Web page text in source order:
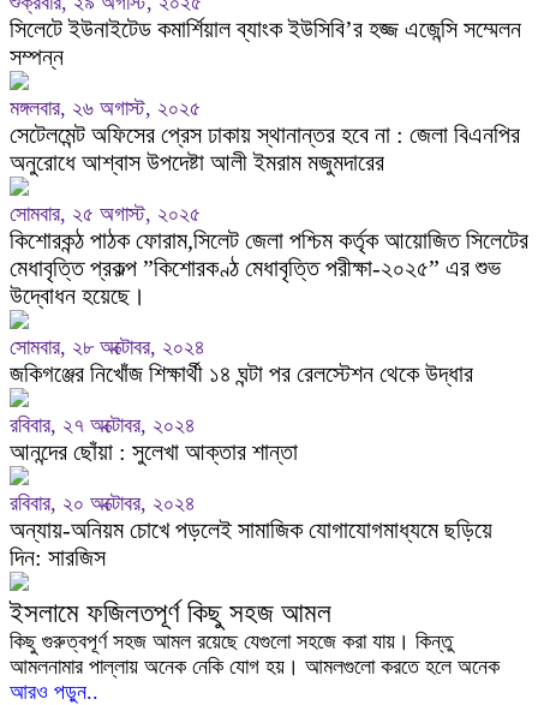
সিলেটে ইউনাইটেড কমার্শিয়াল ব্যাংক ইউসিবি’র হজ্জ এজেন্সি সম্মেলন
সম্পন্ন
মঙ্গলবার, ২৬ অগাস্ট, ২০২৫
সেটেলমেন্ট অফিসের প্রেস ঢাকায় স্থানান্তর হবে না : জেলা বিএনপির
অনুরোধে আশ্বাস উপদেষ্টা আলী ইমরাম মজুমদারের
সোমবার, ২৫ অগাস্ট, ২০২৫
কিশোরকন্ঠ পাঠক ফোরাম,সিলেট জেলা পশ্চিম কর্তৃক আয়োজিত সিলেটের
মেধাবৃত্তি প্রকল্প ”কিশোরকণ্ঠ মেধাবৃত্তি পরীক্ষা-২০২৫” এর শুভ
উদ্বোধন হয়েছে।
সোমবার, ২৮ অক্টোবর, ২০২৪
জকিগঞ্জের নিখোঁজ শিক্ষার্থী ১৪ ঘন্টা পর রেলস্টেশন থেকে উদ্ধার
রবিবার, ২৭ অক্টোবর, ২০২৪
আনন্দের ছোঁয়া : সুলেখা আক্তার শান্তা
রবিবার, ২০ অক্টোবর, ২০২৪
অন্যায়-অনিয়ম চোখে পড়লেই সামাজিক যোগাযোগমাধ্যমে ছড়িয়ে
দিন: সারজিস
ইসলামে ফজিলতপূর্ণ কিছু সহজ আমল
কিছু গুরুত্বপূর্ণ সহজ আমল রয়েছে যেগুলো সহজে করা যায়। কিন্তু
আমলনামার পাল্লায় অনেক নেকি যোগ হয়। আমলগুলো করতে হলে অনেক
আরও পড়ুন..